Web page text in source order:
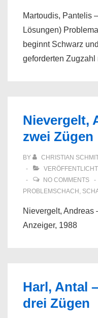
Martoudis, Pantelis
Lösungen)
beginnt Schwarz
geforderten Zugzahl
Nievergelt,
zwei Zügen
BY CHRISTIAN
NO COMMENTS
PROBLEMSCHACH ,
Nievergelt, Andreas
Anzeiger, 1988
Harl, Antal
drei Zügen